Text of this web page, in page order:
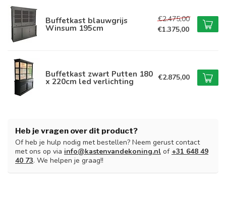
Buffetkast blauwgrijs
Winsum 195cm
€2.475,00
€1.375,00
Buffetkast zwart Putten 180
x 220cm led verlichting €2.875,00
Heb je vragen over dit product?
Of heb je hulp nodig met bestellen? Neem gerust contact
met ons op via info@kastenvandekoning.nl of +31 648 49
40 73. We helpen je graag!!